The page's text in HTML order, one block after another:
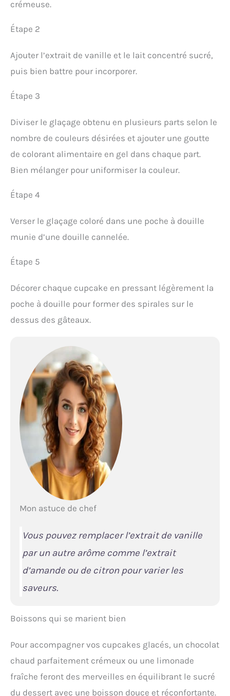
crémeuse.
Étape 2
Ajouter l’extrait de vanille et le lait concentré sucré,
puis bien battre pour incorporer.
Étape 3
Diviser le glaçage obtenu en plusieurs parts selon le
nombre de couleurs désirées et ajouter une goutte
de colorant alimentaire en gel dans chaque part.
Bien mélanger pour uniformiser la couleur.
Étape 4
Verser le glaçage coloré dans une poche à douille
munie d’une douille cannelée.
Étape 5
Décorer chaque cupcake en pressant légèrement la
poche à douille pour former des spirales sur le
dessus des gâteaux.
Mon astuce de chef
Vous pouvez remplacer l’extrait de vanille
par un autre arôme comme l’extrait
d’amande ou de citron pour varier les
saveurs.
Boissons qui se marient bien
Pour accompagner vos cupcakes glacés, un chocolat
chaud parfaitement crémeux ou une limonade
fraîche feront des merveilles en équilibrant le sucré
du dessert avec une boisson douce et réconfortante.